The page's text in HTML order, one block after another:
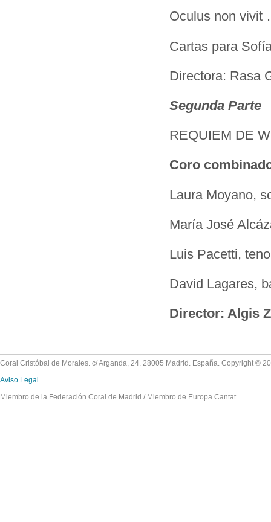
Oculus non
Cartas para
Directora:
Segunda Parte
REQUIEM DE
Coro
Laura Moyano,
María José
Luis Pacetti,
David Lagares,
Director: Algis
Coral Cristóbal de Morales. c/ Arganda, 24. 28005 Madrid. España. Copyright ©
Aviso Legal
Miembro de la Federación Coral de Madrid / Miembro de Europa Cantat